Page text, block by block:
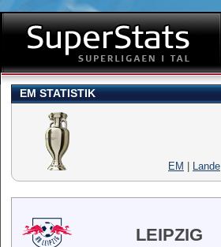
EM STATISTIK
EM Lande
LEIPZIG